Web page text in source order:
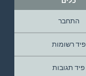
התחבר
פיד רשומות
פיד תגובות